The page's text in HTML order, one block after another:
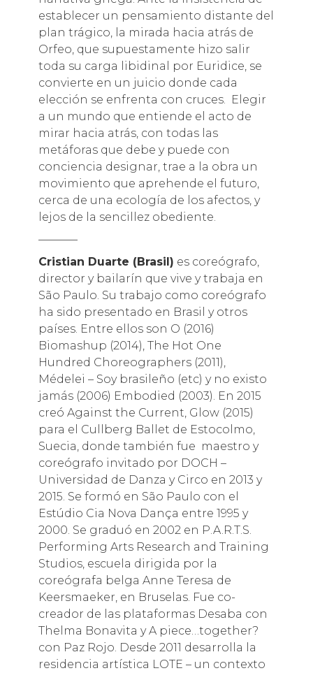
establecer un pensamiento distante del
plan trágico, la mirada hacia atrás de
Orfeo, que supuestamente hizo salir
toda su carga libidinal por Euridice, se
convierte en un juicio donde cada
elección se enfrenta con cruces. Elegir
a un mundo que entiende el acto de
mirar hacia atrás, con todas las
metáforas que debe y puede con
conciencia designar, trae a la obra un
movimiento que aprehende el futuro,
cerca de una ecología de los afectos, y
lejos de la sencillez obediente.
———–
Cristian Duarte (Brasil) es coreógrafo,
director y bailarín que vive y trabaja en
São Paulo. Su trabajo como coreógrafo
ha sido presentado en Brasil y otros
países. Entre ellos son O (2016)
Biomashup (2014), The Hot One
Hundred Choreographers (2011),
Médelei – Soy brasileño (etc) y no existo
jamás (2006) Embodied (2003). En 2015
creó Against the Current, Glow (2015)
para el Cullberg Ballet de Estocolmo,
Suecia, donde también fue maestro y
coreógrafo invitado por DOCH –
Universidad de Danza y Circo en 2013 y
2015. Se formó en São Paulo con el
Estúdio Cia Nova Dança entre 1995 y
2000. Se graduó en 2002 en P.A.R.T.S.
Performing Arts Research and Training
Studios, escuela dirigida por la
coreógrafa belga Anne Teresa de
Keersmaeker, en Bruselas. Fue co-
creador de las plataformas Desaba con
Thelma Bonavita y A piece…together?
con Paz Rojo. Desde 2011 desarrolla la
residencia artística LOTE – un contexto